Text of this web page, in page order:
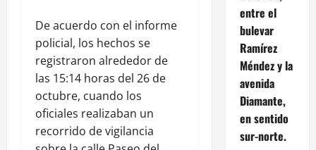
De acuerdo con el informe
policial, los hechos se
registraron alrededor de
las 15:14 horas del 26 de
octubre, cuando los
oficiales realizaban un
recorrido de vigilancia
entre el
bulevar
Ramírez
Méndez y la
avenida
Diamante,
en sentido
sur-norte.